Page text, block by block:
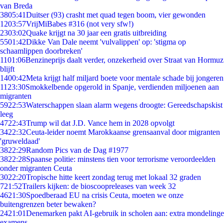
van Breda
3805:41Duitser (93) crasht met quad tegen boom, vier gewonden
1203:57VrijMiBabes #316 (not very sfw!)
2303:02Quake krijgt na 30 jaar een gratis uitbreiding
5501:42Dikke Van Dale neemt 'vulvalippen' op: 'stigma op
schaamlippen doorbreken'
1101:06Benzineprijs daalt verder, onzekerheid over Straat van Hormuz
blijft
1400:42Meta krijgt half miljard boete voor mentale schade bij jongeren
11 23:30Smokkelbende opgerold in Spanje, verdienden miljoenen aan
migranten
5922:53Waterschappen slaan alarm wegens droogte: Gereedschapskist
leeg
4722:43Trump wil dat J.D. Vance hem in 2028 opvolgt
3422:32Ceuta-leider noemt Marokkaanse grensaanval door migranten
'gruweldaad'
3822:29Random Pics van de Dag #1977
3822:28Spaanse politie: minstens tien voor terrorisme veroordeelden
onder migranten Ceuta
3022:20Tropische hitte keert zondag terug met lokaal 32 graden
721:52Trailers kijken: de bioscoopreleases van week 32
4621:30Spoedberaad EU na crisis Ceuta, moeten we onze
buitengrenzen beter bewaken?
2421:01Denemarken pakt AI-gebruik in scholen aan: extra mondelinge